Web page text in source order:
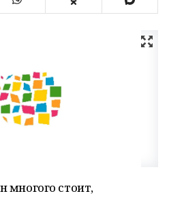
многого стоит,